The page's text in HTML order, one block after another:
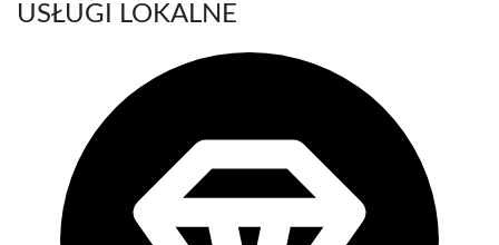
USŁUGI LOKALNE